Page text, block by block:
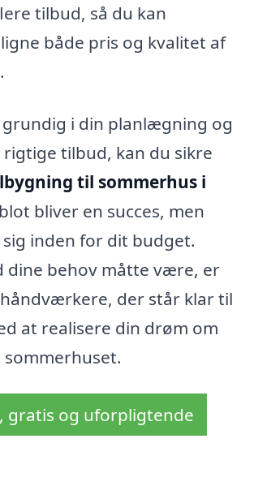
tilbud, så du kan
både pris og kvalitet af
i din planlægning og
tilbud, kan du sikre
til sommerhus i
bliver en succes, men
inden for dit budget.
dine behov måtte være, er
der står klar til
at realisere din drøm om
sommerhuset.
gratis og uforpligtende